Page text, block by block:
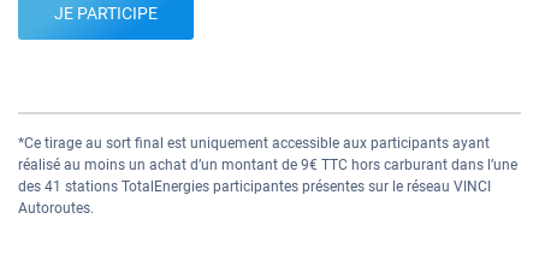
JE PARTICIPE
*Ce tirage au sort final est uniquement accessible aux participants ayant
réalisé au moins un achat d’un montant de 9€ TTC hors carburant dans l’une
des 41 stations TotalEnergies participantes présentes sur le réseau VINCI
Autoroutes.